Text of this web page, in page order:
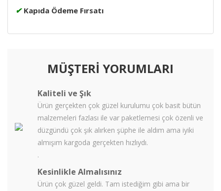
✔ Kapıda Ödeme Fırsatı
MÜŞTERİ YORUMLARI
Kaliteli ve Şık
Ürün gerçekten çok güzel kurulumu çok basit bütün
malzemeleri fazlası ile var paketlemesi çok özenli ve
düzgündü çok şık alırken şüphe ile aldım ama iyiki
almışım kargoda gerçekten hızlıydı.
.
Kesinlikle Almalısınız
Ürün çok güzel geldi. Tam istediğim gibi ama bir